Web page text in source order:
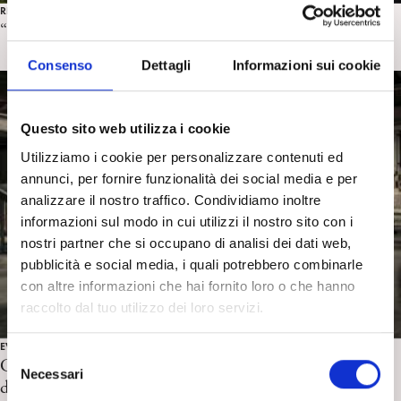
Consenso Dettagli Informazioni sui cookie
Questo sito web utilizza i cookie
Utilizziamo i cookie per personalizzare contenuti ed
annunci, per fornire funzionalità dei social media e per
analizzare il nostro traffico. Condividiamo inoltre
informazioni sul modo in cui utilizzi il nostro sito con i
nostri partner che si occupano di analisi dei dati web,
pubblicità e social media, i quali potrebbero combinarle
con altre informazioni che hai fornito loro o che hanno
raccolto dal tuo utilizzo dei loro servizi.
S
e
Necessari
RECENSIONI CINEMA
“Fuori” di M. Martone. Recensione di F. Salierno
EVENTI, REPORT E ALTRO ANCORA...
Cinemente XI edizione. Report della prima serata a cura
di B. Bigelli. Roma, 15/05/2025